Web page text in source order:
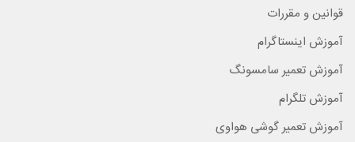
قوانین و مقررات
آموزش اینستاگرام
آموزش تعمیر سامسونگ
آموزش تلگرام
آموزش تعمیر گوشی هواوی